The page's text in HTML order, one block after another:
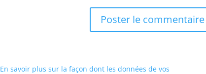
En savoir plus sur la façon dont les données de vos